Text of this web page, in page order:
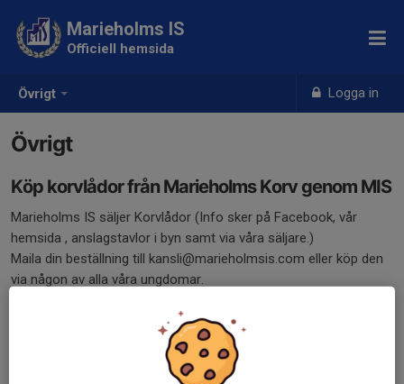
Övrigt Logga in
Marieholms IS
Officiell hemsida
Övrigt
Köp korvlådor från Marieholms Korv genom MIS
Marieholms IS säljer Korvlådor (Info sker på Facebook, vår
hemsida , anslagstavlor i byn samt via våra säljare.)
Maila din beställning till kansli@marieholmsis.com eller köp den
via någon av alla våra ungdomar.
början/mitten av juni samt en försäljning i november som
levereras i mitten av december.